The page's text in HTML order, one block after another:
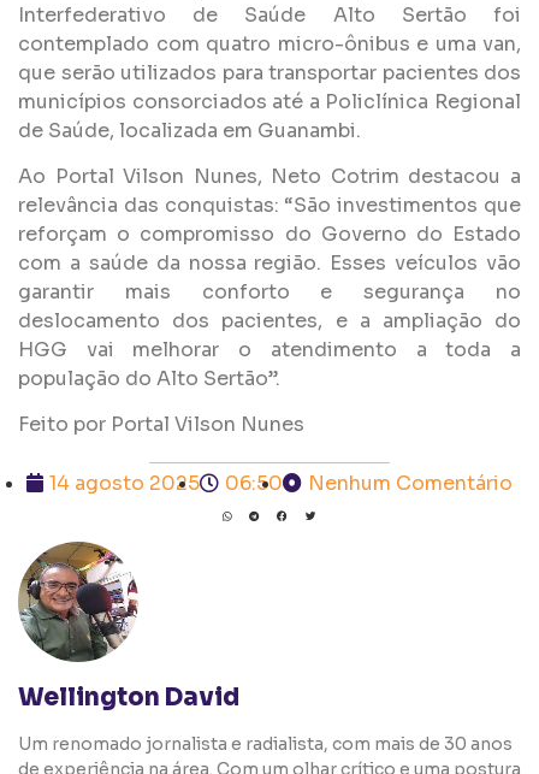
Interfederativo de Saúde Alto Sertão foi
contemplado com quatro micro-ônibus e uma van,
que serão utilizados para transportar pacientes dos
municípios consorciados até a Policlínica Regional
de Saúde, localizada em Guanambi.
Ao Portal Vilson Nunes, Neto Cotrim destacou a
relevância das conquistas: “São investimentos que
reforçam o compromisso do Governo do Estado
com a saúde da nossa região. Esses veículos vão
garantir mais conforto e segurança no
deslocamento dos pacientes, e a ampliação do
HGG vai melhorar o atendimento a toda a
população do Alto Sertão”.
Feito por Portal Vilson Nunes
14 agosto 2025 06:50 Nenhum Comentário
Wellington David
Um renomado jornalista e radialista, com mais de 30 anos
de experiência na área. Com um olhar crítico e uma postura